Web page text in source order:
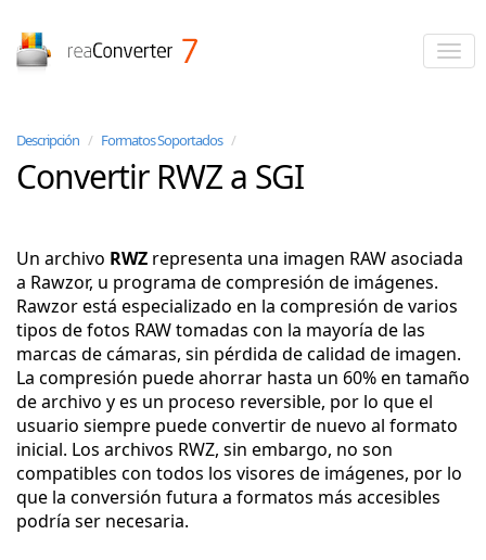
Descripción / Formatos Soportados /
Convertir RWZ a SGI
Un archivo RWZ representa una imagen RAW asociada
a Rawzor, u programa de compresión de imágenes.
Rawzor está especializado en la compresión de varios
tipos de fotos RAW tomadas con la mayoría de las
marcas de cámaras, sin pérdida de calidad de imagen.
La compresión puede ahorrar hasta un 60% en tamaño
de archivo y es un proceso reversible, por lo que el
usuario siempre puede convertir de nuevo al formato
inicial. Los archivos RWZ, sin embargo, no son
compatibles con todos los visores de imágenes, por lo
que la conversión futura a formatos más accesibles
podría ser necesaria.